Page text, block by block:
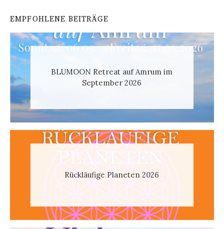
EMPFOHLENE BEITRÄGE
BLUMOON Retreat auf Amrum im
September 2026
Rückläufige Planeten 2026